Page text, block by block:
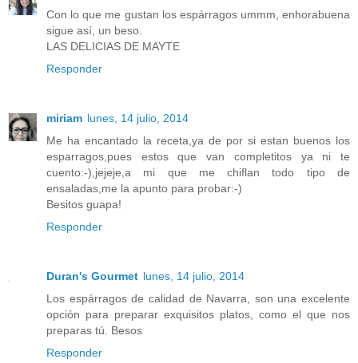
Con lo que me gustan los espárragos ummm, enhorabuena
sigue así, un beso.
LAS DELICIAS DE MAYTE
Responder
miriam lunes, 14 julio, 2014
Me ha encantado la receta,ya de por si estan buenos los
esparragos,pues estos que van completitos ya ni te
cuento:-),jejeje,a mi que me chiflan todo tipo de
ensaladas,me la apunto para probar:-)
Besitos guapa!
Responder
Duran's Gourmet lunes, 14 julio, 2014
Los espárragos de calidad de Navarra, son una excelente
opción para preparar exquisitos platos, como el que nos
preparas tú. Besos
Responder